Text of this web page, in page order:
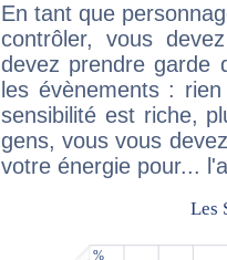
En tant que
contrôler, vous
devez prendre garde
les évènements :
sensibilité est riche,
gens, vous vous
votre énergie pour...